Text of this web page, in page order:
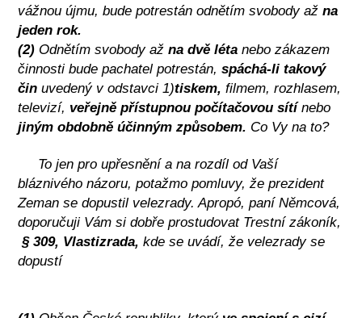
vážnou újmu, bude potrestán odnětím svobody ažna
jeden rok.
(2) Odnětím svobody ažna dvě léta nebo zákazem
činnosti bude pachatel potrestán,spáchá-li takový
čin uvedený v odstavci 1)tiskem, filmem, rozhlasem,
televizí, veřejně přístupnou počítačovou sítínebo
jiným obdobně účinným způsobem. Co Vy na to?
To jen pro upřesnění a na rozdíl od Vaší
bláznivého názoru, potažmo pomluvy, že prezident
Zeman se dopustil velezrady. Apropó, paní Němcová,
doporučuji Vám si dobře prostudovat Trestní zákoník,
§ 309, Vlastizrada, kde se uvádí, že velezrady se
dopustí